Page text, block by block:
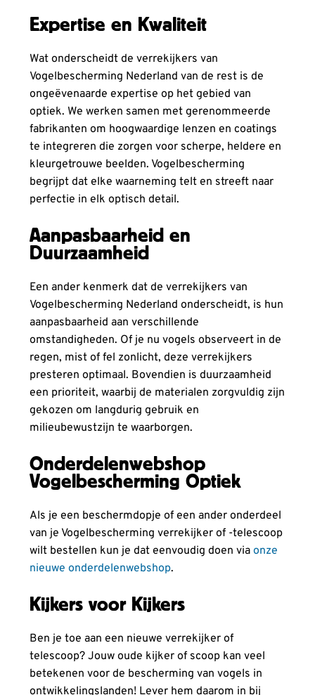
Expertise en Kwaliteit
Wat onderscheidt de verrekijkers van
Vogelbescherming Nederland van de rest is de
ongeëvenaarde expertise op het gebied van
optiek. We werken samen met gerenommeerde
fabrikanten om hoogwaardige lenzen en coatings
te integreren die zorgen voor scherpe, heldere en
kleurgetrouwe beelden. Vogelbescherming
begrijpt dat elke waarneming telt en streeft naar
perfectie in elk optisch detail.
Aanpasbaarheid en
Duurzaamheid
Een ander kenmerk dat de verrekijkers van
Vogelbescherming Nederland onderscheidt, is hun
aanpasbaarheid aan verschillende
omstandigheden. Of je nu vogels observeert in de
regen, mist of fel zonlicht, deze verrekijkers
presteren optimaal. Bovendien is duurzaamheid
een prioriteit, waarbij de materialen zorgvuldig zijn
gekozen om langdurig gebruik en
milieubewustzijn te waarborgen.
Onderdelenwebshop
Vogelbescherming Optiek
Als je een beschermdopje of een ander onderdeel
van je Vogelbescherming verrekijker of -telescoop
wilt bestellen kun je dat eenvoudig doen via onze
nieuwe onderdelenwebshop.
Kijkers voor Kijkers
Ben je toe aan een nieuwe verrekijker of
telescoop? Jouw oude kijker of scoop kan veel
betekenen voor de bescherming van vogels in
ontwikkelingslanden! Lever hem daarom in bij